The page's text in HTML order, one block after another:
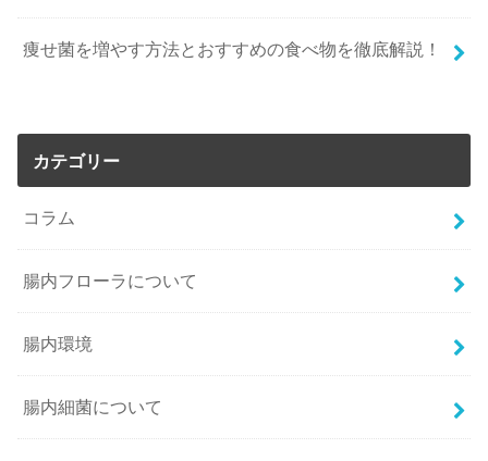
痩せ菌を増やす方法とおすすめの食べ物を徹底解説！
カテゴリー
コラム
腸内フローラについて
腸内環境
腸内細菌について